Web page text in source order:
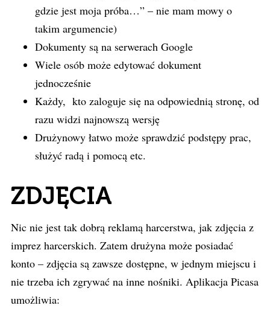
gdzie jest moja próba…” – nie mam mowy o
takim argumencie)
Dokumenty są na serwerach Google
Wiele osób może edytować dokument
jednocześnie
Każdy, kto zaloguje się na odpowiednią stronę, od
razu widzi najnowszą wersję
Drużynowy łatwo może sprawdzić podstępy prac,
służyć radą i pomocą etc.
ZDJĘCIA
Nic nie jest tak dobrą reklamą harcerstwa, jak zdjęcia z
imprez harcerskich. Zatem drużyna może posiadać
konto – zdjęcia są zawsze dostępne, w jednym miejscu i
nie trzeba ich zgrywać na inne nośniki. Aplikacja Picasa
umożliwia: